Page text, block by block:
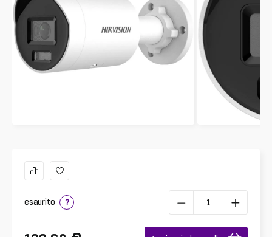
esaurito ?